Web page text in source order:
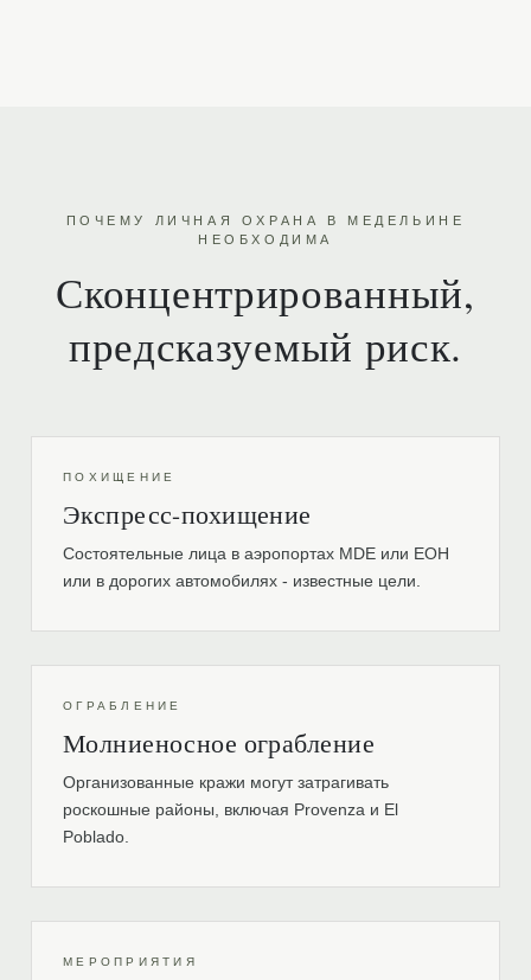
ПОЧЕМУ ЛИЧНАЯ ОХРАНА В МЕДЕЛЬИНЕ
НЕОБХОДИМА
Сконцентрированный,
предсказуемый риск.
ПОХИЩЕНИЕ
Экспресс-похищение
Состоятельные лица в аэропортах MDE или EOH
или в дорогих автомобилях - известные цели.
ОГРАБЛЕНИЕ
Молниеносное ограбление
Организованные кражи могут затрагивать
роскошные районы, включая Provenza и El
Poblado.
МЕРОПРИЯТИЯ